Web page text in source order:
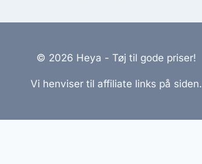
© 2026 Heya - Tøj til gode priser!
Vi henviser til affiliate links på siden.